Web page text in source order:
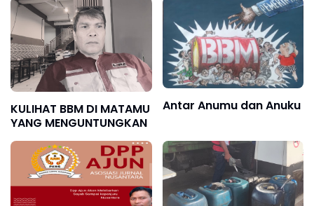
KULIHAT BBM DI MATAMU
YANG MENGUNTUNGKAN
Antar Anumu dan Anuku